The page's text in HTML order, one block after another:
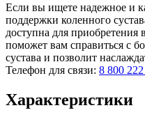
Если вы ищете надежное и
поддержки коленного
доступна для
поможет вам справиться с
сустава и позволит
Телефон для связи: 8 800
Характеристики